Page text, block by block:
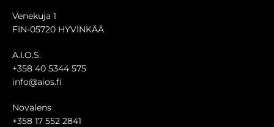
Venekuja 1
FIN-05720 HYVINKÄÄ
A.I.O.S.
+358 40 5344 575
info@aios.fi
Novalens
+358 17 552 2841